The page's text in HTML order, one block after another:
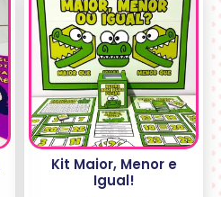
Kit Maior, Menor e
Igual!